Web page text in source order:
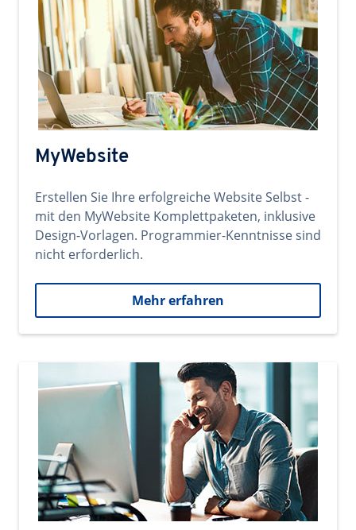
MyWebsite
Erstellen Sie Ihre erfolgreiche Website Selbst -
mit den MyWebsite Komplettpaketen, inklusive
Design-Vorlagen. Programmier-Kenntnisse sind
nicht erforderlich.
Mehr erfahren